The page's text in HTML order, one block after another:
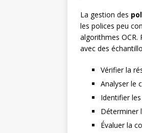
La gestion des
les polices peu
algorithmes OCR.
avec des
Vérifier la
Analyser le
Identifier
Déterminer
Évaluer la